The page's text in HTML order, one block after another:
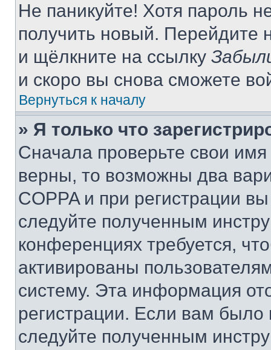
Не паникуйте! Хотя пароль
получить новый. Перейдите
и щёлкните на ссылку
и скоро вы снова сможете
Вернуться к началу
» Я только что
Сначала проверьте свои
верны, то возможны два
COPPA и при регистрации
следуйте полученным
конференциях требуется,
активированы
систему. Эта информация
регистрации. Если вам
следуйте полученным